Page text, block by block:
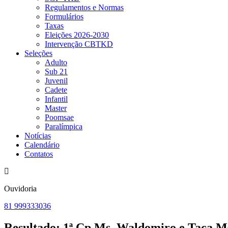
Regulamentos e Normas
Formulários
Taxas
Eleições 2026-2030
Intervenção CBTKD
Seleções
Adulto
Sub 21
Juvenil
Cadete
Infantil
Master
Poomsae
Paralímpica
Notícias
Calendário
Contatos
Ouvidoria
81 999333036